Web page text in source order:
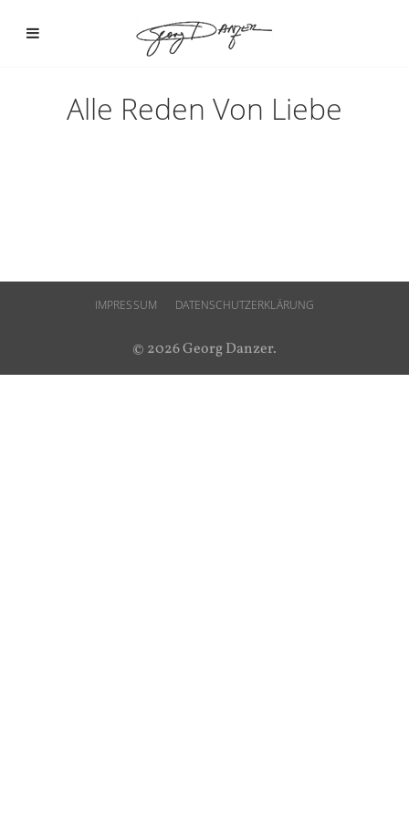
Alle Reden Von Liebe
IMPRESSUM DATENSCHUTZERKLÄRUNG
© 2026 Georg Danzer.